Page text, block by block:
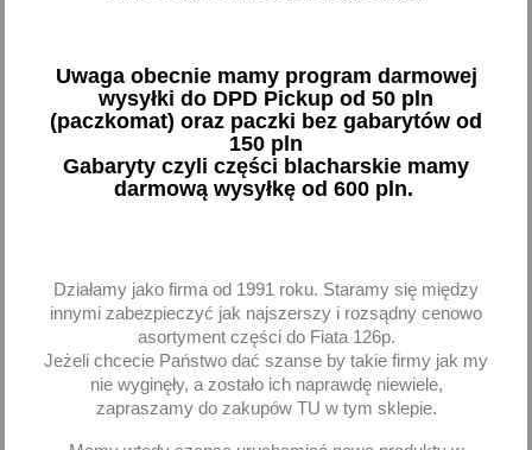
Rura ogrzewania
metalowa guma Fiat 126p
zestaw
113,54 zł brutto
favorite_border
Uwaga obecnie mamy program darmowej
wysyłki do DPD Pickup od 50 pln
(paczkomat) oraz paczki bez gabarytów od
150 pln
Gabaryty czyli części blacharskie mamy
darmową wysyłkę od 600 pln.
Działamy jako firma od 1991 roku. Staramy się między
innymi zabezpieczyć jak najszerszy i rozsądny cenowo
asortyment części do Fiata 126p.
Jeżeli chcecie Państwo dać szanse by takie firmy jak my
nie wyginęły, a zostało ich naprawdę niewiele,
zapraszamy do zakupów TU w tym sklepie.